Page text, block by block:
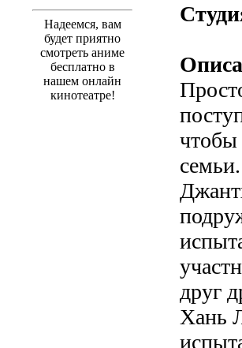
Надеемся, вам
будет приятно
смотреть аниме
бесплатно в
нашем онлайн
кинотеатре!
чтобы
друг
Хань